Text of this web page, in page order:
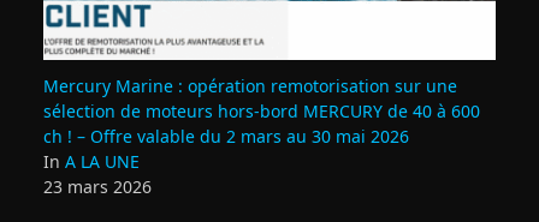
Mercury Marine : opération remotorisation sur une
sélection de moteurs hors-bord MERCURY de 40 à 600
ch ! – Offre valable du 2 mars au 30 mai 2026
In A LA UNE
23 mars 2026